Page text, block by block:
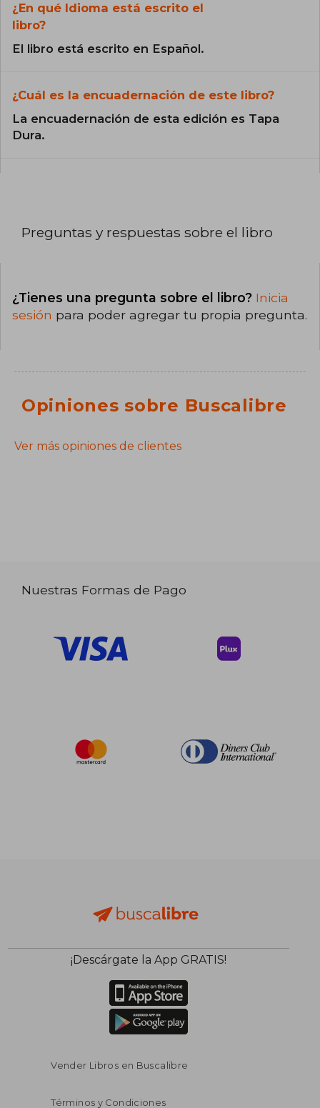
¿En qué Idioma está escrito el
libro?
El libro está escrito en Español.
¿Cuál es la encuadernación de este libro?
La encuadernación de esta edición es Tapa
Dura.
Preguntas y respuestas sobre el libro
¿Tienes una pregunta sobre el libro? Inicia
sesión para poder agregar tu propia pregunta.
Opiniones sobre Buscalibre
Ver más opiniones de clientes
Nuestras Formas de Pago
¡Descárgate la App GRATIS!
Vender Libros en Buscalibre
Términos y Condiciones